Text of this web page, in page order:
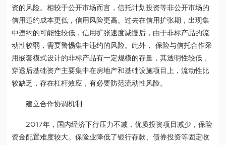
资的风险。相较于公开市场而言，信托计划投资等非公开市场的
信用违约成本更低，信用风险更高。过去在信用扩张期，出现集
中违约的可能性较低，信用扩张速度减慢后，由于非标产品的流
动性较弱，需要警惕集中违约的风险。此外， 保险与信托合作采
用嵌套模式设计的非标产品有一定规模的存量，其透明性较低，
穿透后基础资产主要集中在房地产和基础设施项目上，流动性比
较缺乏，存在杠杆效应，有必要防范流动性风险。
建立合作协调机制
2017年，国内经济下行压力不减，优质投资项目减少，保险
资金配置难度较大。保险业降低了银行存款、债券投资等固定收